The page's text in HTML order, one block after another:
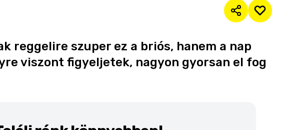
reggelire szuper ez a briós, hanem a nap
viszont figyeljetek, nagyon gyorsan el fog